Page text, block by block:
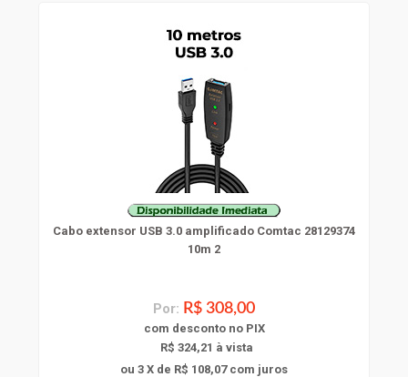
Cabo extensor USB 3.0 amplificado Comtac 28129374
10m 2
Por: R$ 308,00
com desconto no PIX
R$ 324,21 à vista
ou 3 X de R$ 108,07com juros